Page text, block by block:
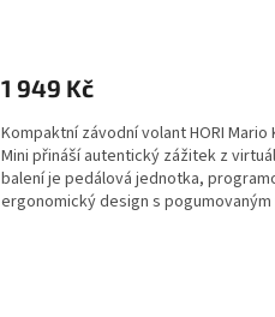
1 949 Kč
Kompaktní závodní volant HORI Mario
Mini přináší autentický zážitek z
balení je pedálová jednotka,
ergonomický design s